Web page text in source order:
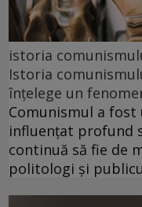
istoria
Istoria
înțelege un
Comunismul a fost
influențat profund
continuă să fie de
politologi și